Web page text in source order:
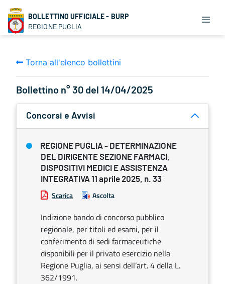
BOLLETTINO UFFICIALE - BURP
REGIONE PUGLIA
Torna all'elenco bollettini
Bollettino n° 30 del 14/04/2025
Concorsi e Avvisi
REGIONE PUGLIA - DETERMINAZIONE
DEL DIRIGENTE SEZIONE FARMACI,
DISPOSITIVI MEDICI E ASSISTENZA
INTEGRATIVA 11 aprile 2025, n. 33
Scarica Ascolta
Indizione bando di concorso pubblico
regionale, per titoli ed esami, per il
conferimento di sedi farmaceutiche
disponibili per il privato esercizio nella
Regione Puglia, ai sensi dell’art. 4 della L.
362/1991.